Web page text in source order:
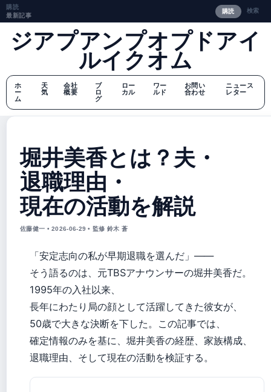
購読
最新記事
購読 検索
ジアプアンプオプドアイ
ルイクオム
ホ
ー
ム
天
気
会社
概要
ブ
ロ
グ
ロー
カル
ワー
ルド
お問い
合わせ
ニュース
レター
堀井美香とは？夫・
退職理由・
現在の活動を解説
佐藤健一 • 2026-06-29 • 監修 鈴木 蒼
「安定志向の私が早期退職を選んだ」——
そう語るのは、元TBSアナウンサーの堀井美香だ。
1995年の入社以来、
長年にわたり局の顔として活躍してきた彼女が、
50歳で大きな決断を下した。この記事では、
確定情報のみを基に、堀井美香の経歴、家族構成、
退職理由、そして現在の活動を検証する。